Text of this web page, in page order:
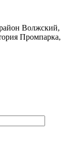
Волжский,
Промпарка,